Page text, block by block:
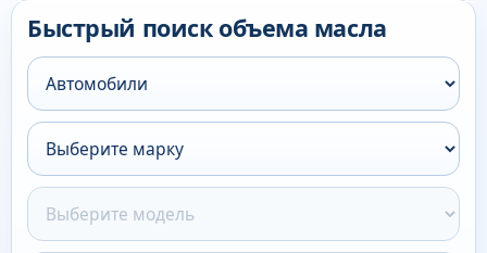
Быстрый поиск объема масла